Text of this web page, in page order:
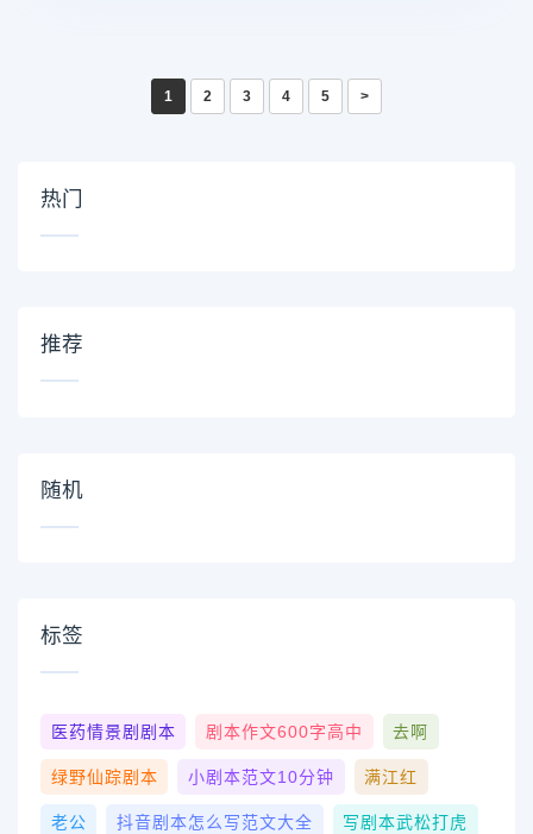
1 2 3 4 5 >
热门
推荐
随机
标签
医药情景剧剧本 剧本作文600字高中 去啊
绿野仙踪剧本 小剧本范文10分钟 满江红
老公 抖音剧本怎么写范文大全 写剧本武松打虎